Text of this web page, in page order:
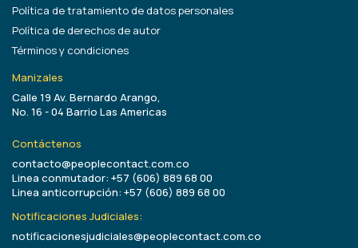
Política de tratamiento de datos personales
Política de derechos de autor
Términos y condiciones
Manizales
Calle 19 Av. Bernardo Arango,
No. 16 - 04 Barrio Las Americas
Contáctenos
contacto@peoplecontact.com.co
Linea conmutador: +57 (606) 889 68 00
Linea anticorrupción: +57 (606) 889 68 00
Notificaciones Judiciales:
notificacionesjudiciales@peoplecontact.com.co